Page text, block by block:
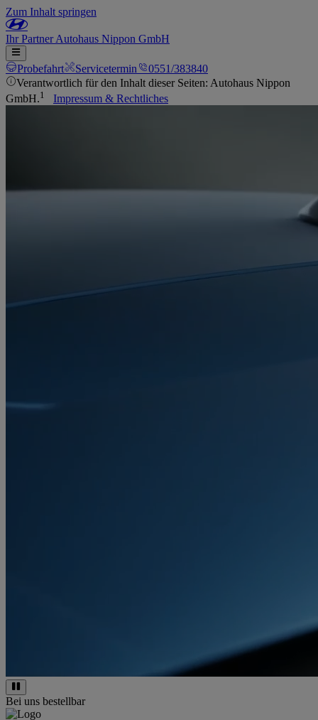
Zum Inhalt springen
IhrPartnerAutohaus Nippon GmbH
Probefahrt Servicetermin
0551/383840
Verantwortlich für den Inhalt dieser Seiten: Autohaus Nippon
GmbH.1 Impressum & Rechtliches
Bei uns bestellbar